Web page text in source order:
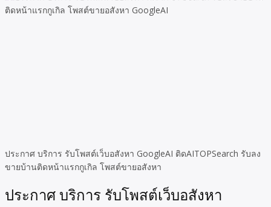
ประกาศ บริการ รับโพสต์เว็บอสังหา GoogleAI ติดAITOPSearch รับลง
ขายบ้านติดหน้าแรกกูเกิล โพสต์ขายอสังหา
ประกาศ บริการ รับโพสต์เว็บอสังหา